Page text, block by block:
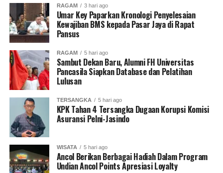
RAGAM 3 hari ago
Umar Key Paparkan Kronologi Penyelesaian
Kewajiban BMS kepada Pasar Jaya di Rapat
Pansus
RAGAM 5 hari ago
Sambut Dekan Baru, Alumni FH Universitas
Pancasila Siapkan Database dan Pelatihan
Lulusan
TERSANGKA 5 hari ago
KPK Tahan 4 Tersangka Dugaan Korupsi Komisi
Asuransi Pelni-Jasindo
WISATA 5 hari ago
Ancol Berikan Berbagai Hadiah Dalam Program
Undian Ancol Points Apresiasi Loyalty